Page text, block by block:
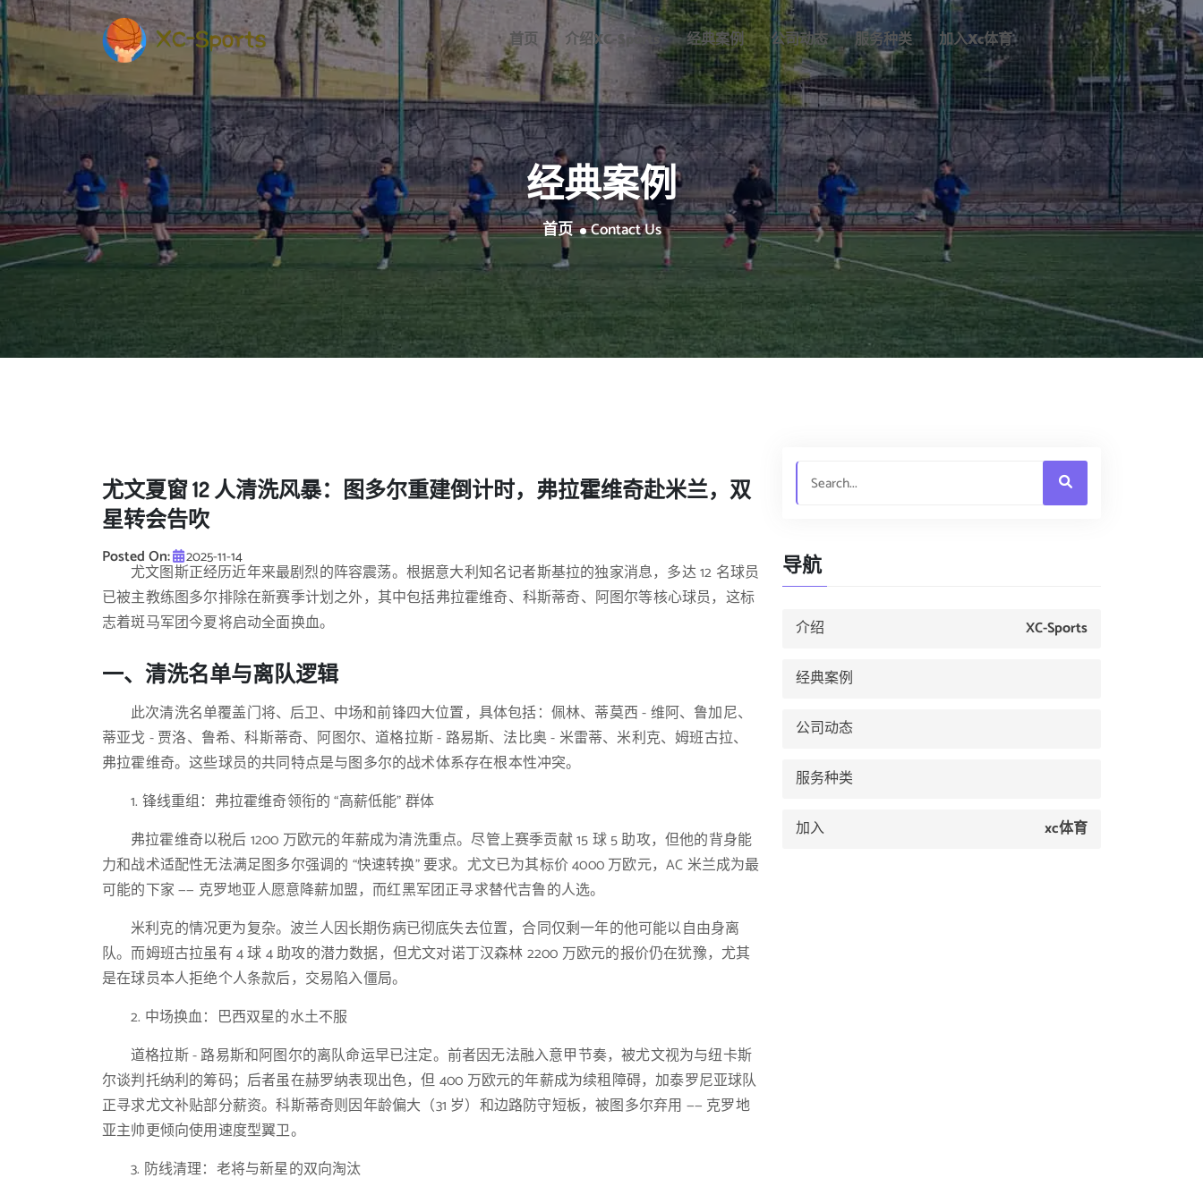
首页 介绍XC-Sports 经典案例 公司动态 服务种类 加入Xc体育
经典案例
首页 Contact Us
尤文夏窗 12 人清洗风暴：图多尔重建倒计时，弗拉霍维奇赴米兰，双
星转会告吹
Posted On: 2025-11-14
尤文图斯正经历近年来最剧烈的阵容震荡。根据意大利知名记者斯基拉的独家消息，多达 12 名球员
已被主教练图多尔排除在新赛季计划之外，其中包括弗拉霍维奇、科斯蒂奇、阿图尔等核心球员，这标
志着斑马军团今夏将启动全面换血。
一、清洗名单与离队逻辑
此次清洗名单覆盖门将、后卫、中场和前锋四大位置，具体包括：佩林、蒂莫西 - 维阿、鲁加尼、
蒂亚戈 - 贾洛、鲁希、科斯蒂奇、阿图尔、道格拉斯 - 路易斯、法比奥 - 米雷蒂、米利克、姆班古拉、
弗拉霍维奇。这些球员的共同特点是与图多尔的战术体系存在根本性冲突。
1. 锋线重组：弗拉霍维奇领衔的 “高薪低能” 群体
弗拉霍维奇以税后 1200 万欧元的年薪成为清洗重点。尽管上赛季贡献 15 球 5 助攻，但他的背身能
力和战术适配性无法满足图多尔强调的 “快速转换” 要求。尤文已为其标价 4000 万欧元，AC 米兰成为最
可能的下家 —— 克罗地亚人愿意降薪加盟，而红黑军团正寻求替代吉鲁的人选。
米利克的情况更为复杂。波兰人因长期伤病已彻底失去位置，合同仅剩一年的他可能以自由身离
队。而姆班古拉虽有 4 球 4 助攻的潜力数据，但尤文对诺丁汉森林 2200 万欧元的报价仍在犹豫，尤其
是在球员本人拒绝个人条款后，交易陷入僵局。
2. 中场换血：巴西双星的水土不服
道格拉斯 - 路易斯和阿图尔的离队命运早已注定。前者因无法融入意甲节奏，被尤文视为与纽卡斯
尔谈判托纳利的筹码；后者虽在赫罗纳表现出色，但 400 万欧元的年薪成为续租障碍，加泰罗尼亚球队
正寻求尤文补贴部分薪资。科斯蒂奇则因年龄偏大（31 岁）和边路防守短板，被图多尔弃用 —— 克罗地
亚主帅更倾向使用速度型翼卫。
3. 防线清理：老将与新星的双向淘汰
导航
介绍 XC-Sports
经典案例
公司动态
服务种类
加入 xc体育